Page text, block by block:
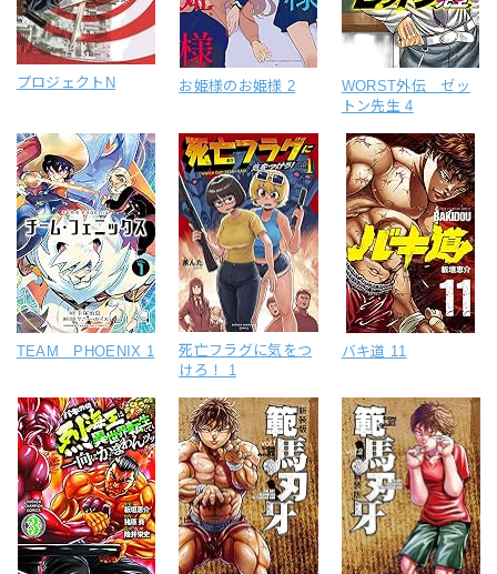
プロジェクトN お姫様のお姫様 2
WORST外伝 ゼッ
トン先生 4
TEAM PHOENIX 1
死亡フラグに気をつ
けろ！ 1
バキ道 11